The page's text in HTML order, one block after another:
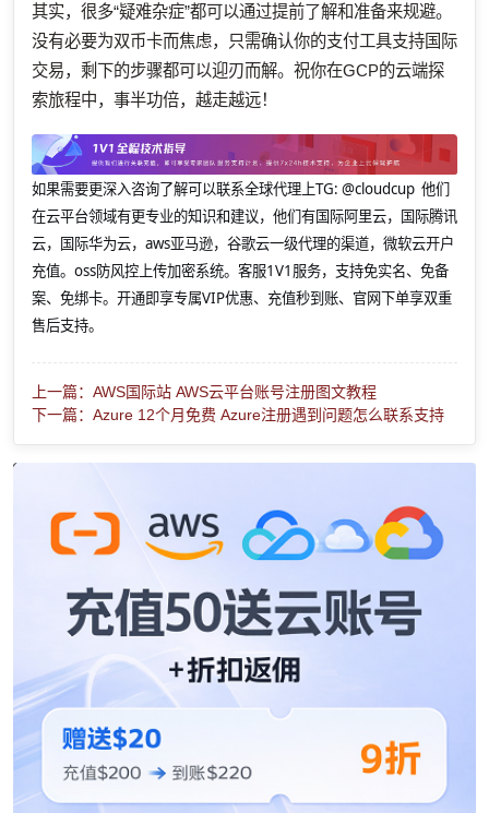
其实，很多“疑难杂症”都可以通过提前了解和准备来规避。
没有必要为双币卡而焦虑，只需确认你的支付工具支持国际
交易，剩下的步骤都可以迎刃而解。祝你在GCP的云端探
索旅程中，事半功倍，越走越远！
如果需要更深入咨询了解可以联系全球代理上TG: @cloudcup 他们
在云平台领域有更专业的知识和建议，他们有国际阿里云，国际腾讯
云，国际华为云，aws亚马逊，谷歌云一级代理的渠道，微软云开户
充值。oss防风控上传加密系统。客服1V1服务，支持免实名、免备
案、免绑卡。开通即享专属VIP优惠、充值秒到账、官网下单享双重
售后支持。
上一篇：AWS国际站 AWS云平台账号注册图文教程
下一篇：Azure 12个月免费 Azure注册遇到问题怎么联系支持